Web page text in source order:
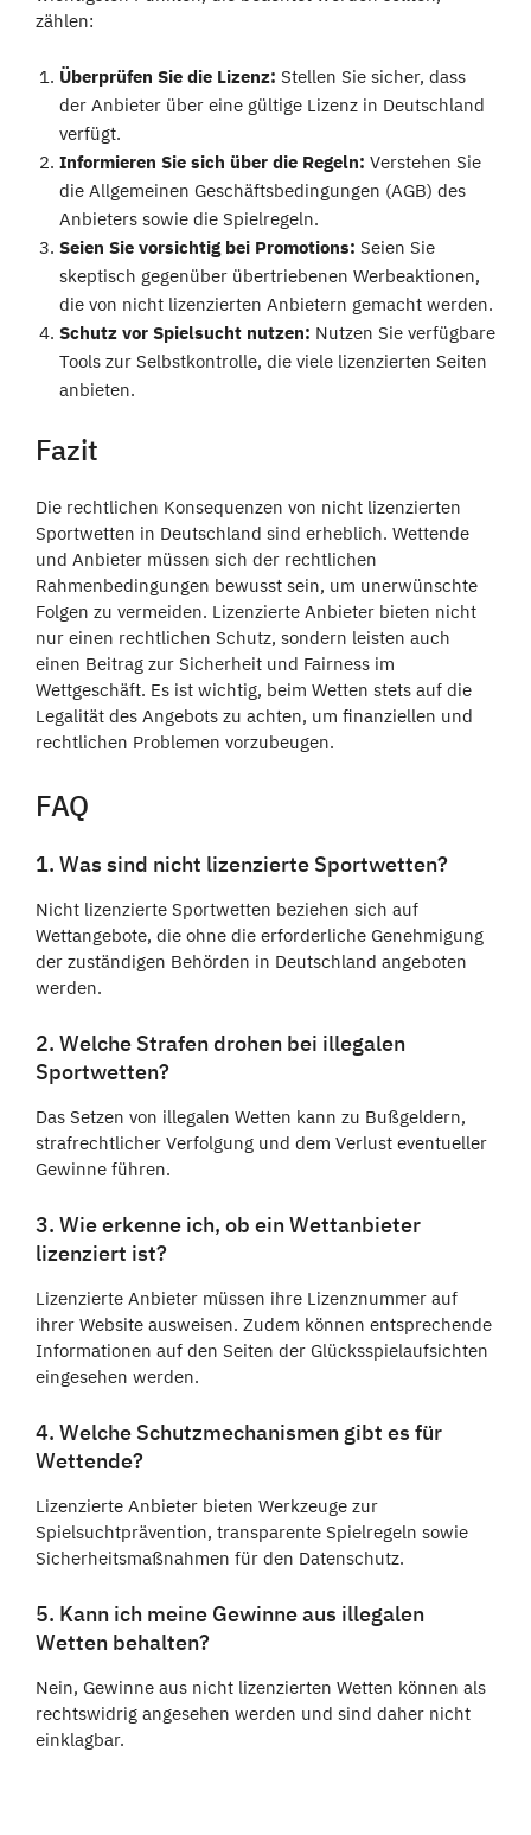
zählen:
Überprüfen Sie die Lizenz: Stellen Sie sicher, dass
der Anbieter über eine gültige Lizenz in Deutschland
verfügt.
Informieren Sie sich über die Regeln: Verstehen Sie
die Allgemeinen Geschäftsbedingungen (AGB) des
Anbieters sowie die Spielregeln.
Seien Sie vorsichtig bei Promotions: Seien Sie
skeptisch gegenüber übertriebenen Werbeaktionen,
die von nicht lizenzierten Anbietern gemacht werden.
Schutz vor Spielsucht nutzen: Nutzen Sie verfügbare
Tools zur Selbstkontrolle, die viele lizenzierten Seiten
anbieten.
Fazit
Die rechtlichen Konsequenzen von nicht lizenzierten
Sportwetten in Deutschland sind erheblich. Wettende
und Anbieter müssen sich der rechtlichen
Rahmenbedingungen bewusst sein, um unerwünschte
Folgen zu vermeiden. Lizenzierte Anbieter bieten nicht
nur einen rechtlichen Schutz, sondern leisten auch
einen Beitrag zur Sicherheit und Fairness im
Wettgeschäft. Es ist wichtig, beim Wetten stets auf die
Legalität des Angebots zu achten, um finanziellen und
rechtlichen Problemen vorzubeugen.
FAQ
1. Was sind nicht lizenzierte Sportwetten?
Nicht lizenzierte Sportwetten beziehen sich auf
Wettangebote, die ohne die erforderliche Genehmigung
der zuständigen Behörden in Deutschland angeboten
werden.
2. Welche Strafen drohen bei illegalen
Sportwetten?
Das Setzen von illegalen Wetten kann zu Bußgeldern,
strafrechtlicher Verfolgung und dem Verlust eventueller
Gewinne führen.
3. Wie erkenne ich, ob ein Wettanbieter
lizenziert ist?
Lizenzierte Anbieter müssen ihre Lizenznummer auf
ihrer Website ausweisen. Zudem können entsprechende
Informationen auf den Seiten der Glücksspielaufsichten
eingesehen werden.
4. Welche Schutzmechanismen gibt es für
Wettende?
Lizenzierte Anbieter bieten Werkzeuge zur
Spielsuchtprävention, transparente Spielregeln sowie
Sicherheitsmaßnahmen für den Datenschutz.
5. Kann ich meine Gewinne aus illegalen
Wetten behalten?
Nein, Gewinne aus nicht lizenzierten Wetten können als
rechtswidrig angesehen werden und sind daher nicht
einklagbar.